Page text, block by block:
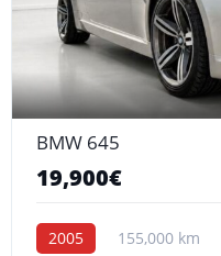
BMW 645
19,900€
2005 155,000 km